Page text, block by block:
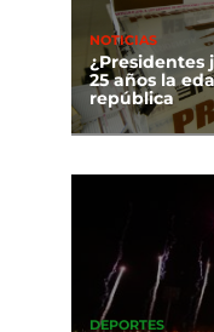
NOTICIAS
¿Presidentes
25 años la
república
DEPORTES